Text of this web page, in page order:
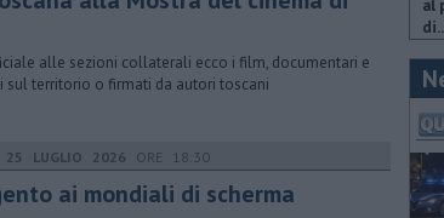
alle sezioni collaterali ecco i film, documentari e
sul territorio o firmati da autori toscani
25 LUGLIO 2026 ORE 18:30
ai mondiali di scherma
al